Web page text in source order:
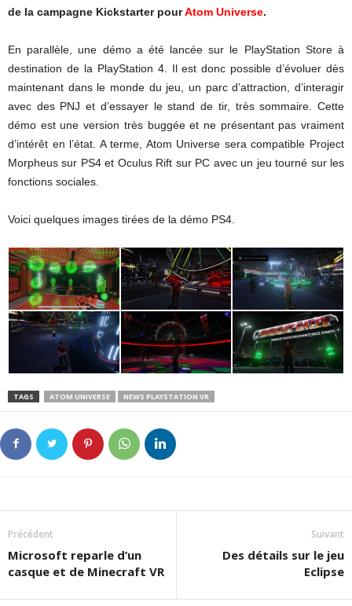
de la campagne Kickstarter pourAtom Universe.
En parallèle, une démo a été lancée sur le PlayStation Store à
destination de la PlayStation 4. Il est donc possible d’évoluer dès
maintenant dans le monde du jeu, un parc d’attraction, d’interagir
avec des PNJ et d’essayer le stand de tir, très sommaire. Cette
démo est une version très buggée et ne présentant pas vraiment
d’intérêt en l’état. A terme, Atom Universe sera compatible Project
Morpheus sur PS4 et Oculus Rift sur PC avec un jeu tourné sur les
fonctions sociales.
Voici quelques images tirées de la démo PS4.
TAGS ATOM UNIVERSE NEWS PLAYSTATION VR
Précédent
Microsoft reparle d’un
casque et de Minecraft VR
Suivant
Des détails sur le jeu
Eclipse